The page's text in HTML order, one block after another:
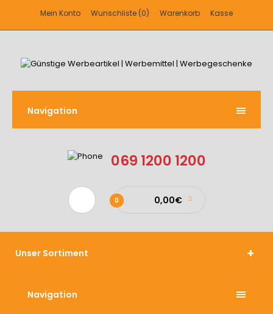
Mein Konto Wunschliste (0) Warenkorb Kasse
Navigation
069 1200 1200
0 0,00€
Unser Sortiment
Navigation